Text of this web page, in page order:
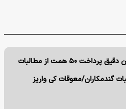
۵۰ همت از مطالبات
از مطالبات گندمکاران/معوقات کی واریز